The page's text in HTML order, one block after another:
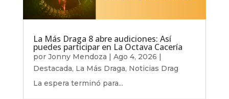
La Más Draga 8 abre audiciones: Así
puedes participar en La Octava Cacería
por Jonny Mendoza | Ago 4, 2026 |
Destacada, La Más Draga, Noticias Drag
La espera terminó para...